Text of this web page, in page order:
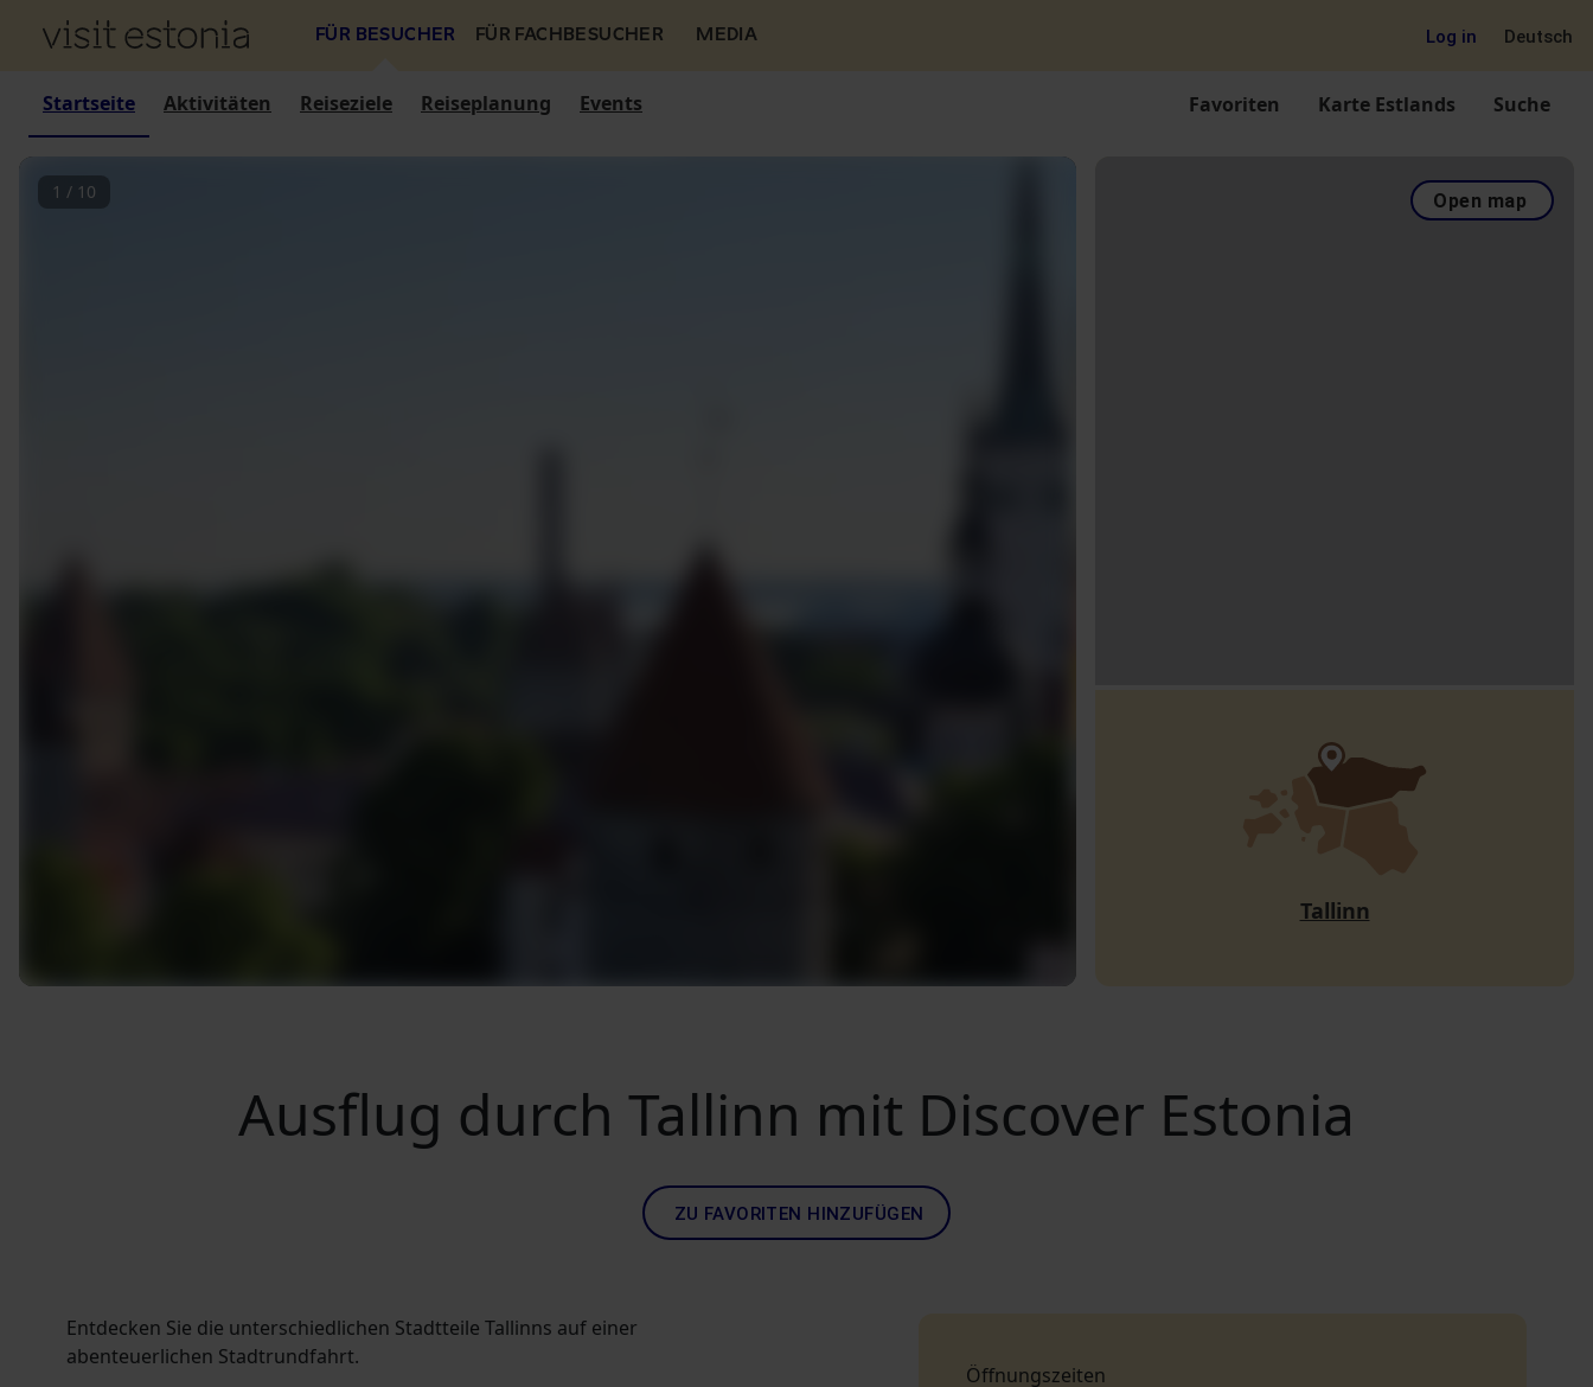
FÜR BESUCHER FÜR FACHBESUCHER MEDIA Log in Deutsch
Startseite Aktivitäten Reiseziele Reiseplanung Events Favoriten Karte Estlands Suche
1 / 10 Open map
Tallinn
Ausflug durch Tallinn mit Discover Estonia
ZU FAVORITEN HINZUFÜGEN
Entdecken Sie die unterschiedlichen Stadtteile Tallinns auf einer
abenteuerlichen Stadtrundfahrt.
Öffnungszeiten